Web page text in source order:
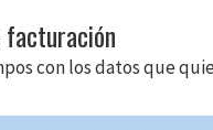
facturación
con los datos que